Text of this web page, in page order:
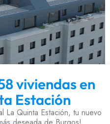
viviendas en
Estación
La Quinta Estación, tu nuevo